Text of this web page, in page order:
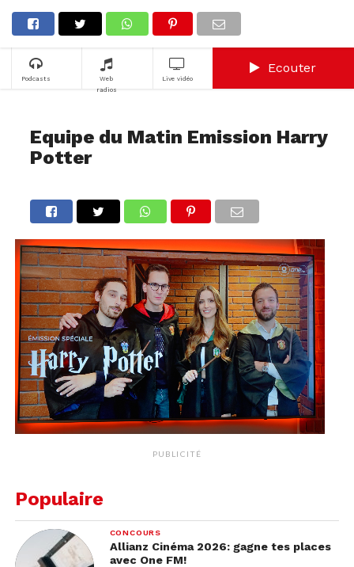
Podcasts
Web
radios
Live vidéo
Ecouter
Equipe du Matin Emission Harry
Potter
PUBLICITÉ
Populaire
CONCOURS
Allianz Cinéma 2026: gagne tes places
avec One FM!